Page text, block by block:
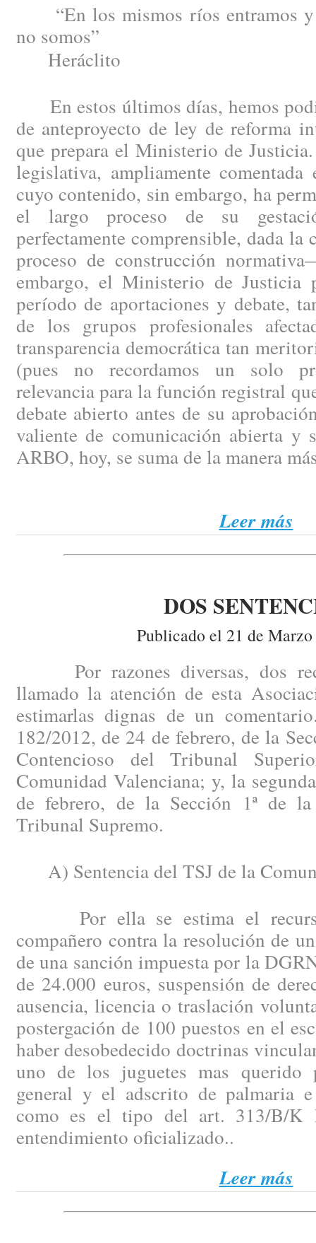
“En los mismos ríos entramos y
no somos”
Heráclito
En estos últimos días, hemos
de anteproyecto de ley de reforma
que prepara el Ministerio de
legislativa, ampliamente
cuyo contenido, sin embargo, ha
el largo proceso de su
perfectamente comprensible, dada
proceso de construcción
embargo, el Ministerio de Justicia
período de aportaciones y debate,
de los grupos profesionales
transparencia democrática tan
(pues no recordamos un solo
relevancia para la función registral
debate abierto antes de su
valiente de comunicación abierta y
ARBO, hoy, se suma de la manera
Leer más
DOS
Publicado el 21 de
Por razones diversas, dos
llamado la atención de esta
estimarlas dignas de un
182/2012, de 24 de febrero, de la
Contencioso del Tribunal
Comunidad Valenciana; y, la
de febrero, de la Sección 1ª de
Tribunal Supremo.
A) Sentencia del TSJ de la
Por ella se estima el
compañero contra la resolución de
de una sanción impuesta por la
de 24.000 euros, suspensión de
ausencia, licencia o traslación
postergación de 100 puestos en el
haber desobedecido doctrinas
uno de los juguetes mas querido
general y el adscrito de palmaria
como es el tipo del art. 313/B/K
entendimiento oficializado..
Leer más